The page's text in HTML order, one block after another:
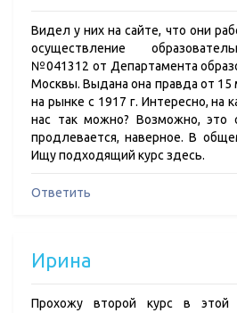
Видел у них на сайте, что они
осуществление
№041312 от Департамента
Москвы. Выдана она правда от 15
на рынке с 1917 г. Интересно, на
нас так можно? Возможно, это
продлевается, наверное. В
Ищу подходящий курс здесь.
Ответить
Ирина
Прохожу второй курс в этой